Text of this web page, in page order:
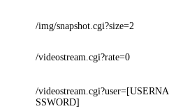
/img/snapshot.cgi?size=2
/videostream.cgi?rate=0
/
SSWORD]